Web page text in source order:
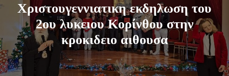
Χριστουγεννιατικη εκδηλωση του
2ου λυκειου Κορίνθου στην
κροκιδειο αιθουσα